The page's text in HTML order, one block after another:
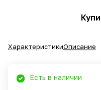
ХарактеристикиОписание
Есть в наличии